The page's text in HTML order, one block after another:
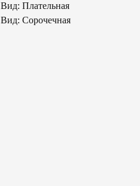
Вид: Плательная
Вид: Сорочечная